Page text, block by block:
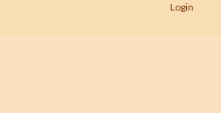
Login